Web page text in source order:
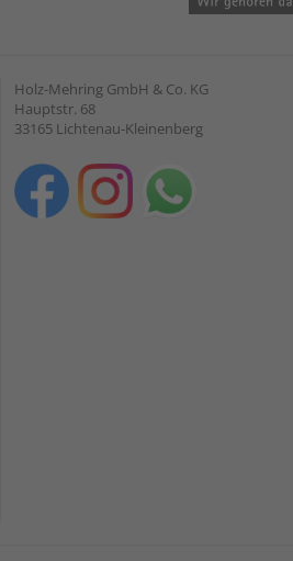
Holz-Mehring GmbH & Co. KG
Hauptstr. 68
33165 Lichtenau-Kleinenberg